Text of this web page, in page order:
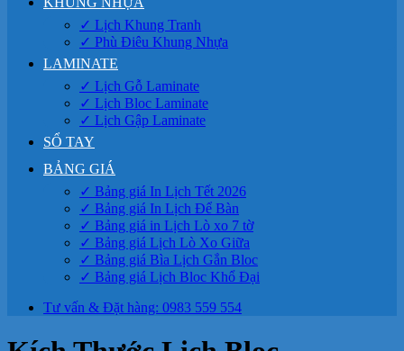
✓ Lịch Khung Tranh
✓ Phù Điêu Khung Nhựa
LAMINATE
✓ Lịch Gỗ Laminate
✓ Lịch Bloc Laminate
✓ Lịch Gập Laminate
SỔ TAY
BẢNG GIÁ
✓ Bảng giá In Lịch Tết 2026
✓ Bảng giá In Lịch Để Bàn
✓ Bảng giá in Lịch Lò xo 7 tờ
✓ Bảng giá Lịch Lò Xo Giữa
✓ Bảng giá Bìa Lịch Gắn Bloc
✓ Bảng giá Lịch Bloc Khổ Đại
Tư vấn & Đặt hàng: 0983 559 554